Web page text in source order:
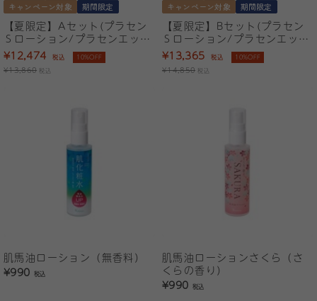
キャンペーン対象
期間限定
【夏限定】Aセット(プラセン
Ｓローション/プラセンエッセ
ンス/きみわマーユクリームリ
ッチ)
¥12,474 税込 10%OFF
¥13,860 税込
キャンペーン対象
期間限定
【夏限定】Bセット(プラセン
Ｓローション/プラセンエッセ
ンス/マーユセラミドオイル)
¥13,365 税込 10%OFF
¥14,850 税込
肌馬油ローション（無香料）
¥990 税込
肌馬油ローションさくら（さ
くらの香り）
¥990 税込